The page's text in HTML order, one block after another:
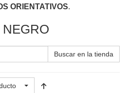
ORIENTATIVOS.
Buscar en la tienda